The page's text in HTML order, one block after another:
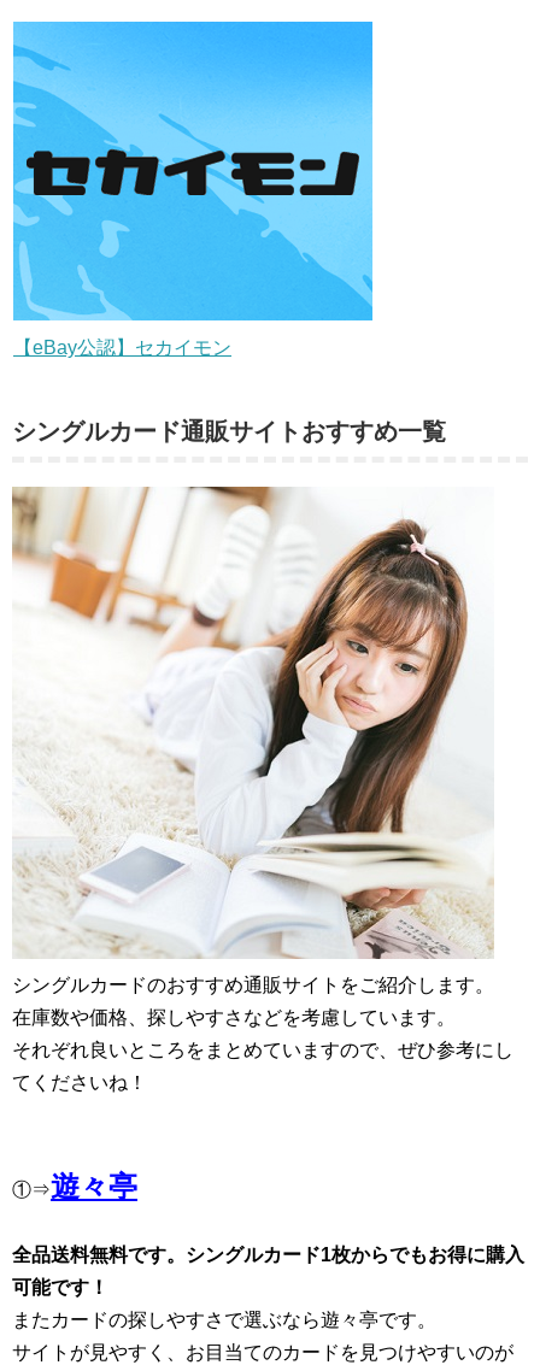
【eBay公認】セカイモン
シングルカード通販サイトおすすめ一覧
シングルカードのおすすめ通販サイトをご紹介します。
在庫数や価格、探しやすさなどを考慮しています。
それぞれ良いところをまとめていますので、ぜひ参考にし
てくださいね！
①⇒遊々亭
全品送料無料です。シングルカード1枚からでもお得に購入
可能です！
またカードの探しやすさで選ぶなら遊々亭です。
サイトが見やすく、お目当てのカードを見つけやすいのが